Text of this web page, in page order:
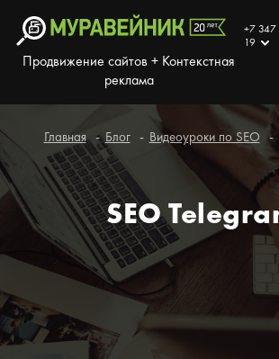
Продвижение сайтов + Контекстная
реклама
+7
19
Главная Блог Видеоуроки по SEO
SEO